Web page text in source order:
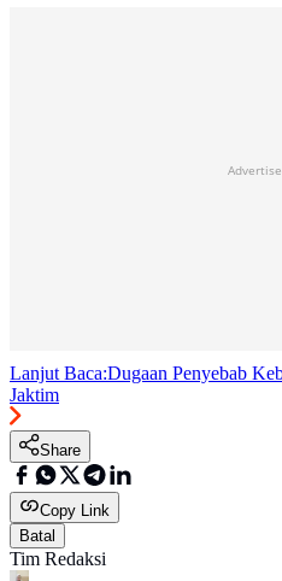
Lanjut Baca:Dugaan Penyebab
Jaktim
Share
Copy Link
Batal
Tim Redaksi